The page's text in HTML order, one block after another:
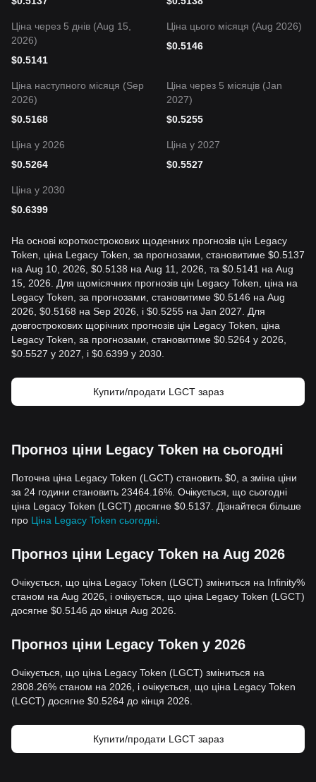
Ціна через 5 днів (Aug 15,
2026)
$0.5141
Ціна цього місяця (Aug 2026)
$0.5146
Ціна наступного місяця (Sep
2026)
$0.5168
Ціна через 5 місяців (Jan
2027)
$0.5255
Ціна у 2026
$0.5264
Ціна у 2027
$0.5527
Ціна у 2030
$0.6399
На основі короткострокових щоденних прогнозів цін Legacy
Token, ціна Legacy Token, за прогнозами, становитиме $0.5137
на Aug 10, 2026, $0.5138 на Aug 11, 2026, та $0.5141 на Aug
15, 2026. Для щомісячних прогнозів цін Legacy Token, ціна на
Legacy Token, за прогнозами, становитиме $0.5146 на Aug
2026, $0.5168 на Sep 2026, і $0.5255 на Jan 2027. Для
довгострокових щорічних прогнозів цін Legacy Token, ціна
Legacy Token, за прогнозами, становитиме $0.5264 у 2026,
$0.5527 у 2027, і $0.6399 у 2030.
Купити/продати LGCT зараз
Прогноз ціни Legacy Token на сьогодні
Поточна ціна Legacy Token (LGCT) становить $0, а зміна ціни
за 24 години становить 23464.16%. Очікується, що сьогодні
ціна Legacy Token (LGCT) досягне $0.5137. Дізнайтеся більше
про Ціна Legacy Token сьогодні
Прогноз ціни Legacy Token на Aug 2026
Очікується, що ціна Legacy Token (LGCT) зміниться на Infinity%
станом на Aug 2026, і очікується, що ціна Legacy Token (LGCT)
досягне $0.5146 до кінця Aug 2026.
Прогноз ціни Legacy Token у 2026
Очікується, що ціна Legacy Token (LGCT) зміниться на
2808.26% станом на 2026, і очікується, що ціна Legacy Token
(LGCT) досягне $0.5264 до кінця 2026.
Купити/продати LGCT зараз